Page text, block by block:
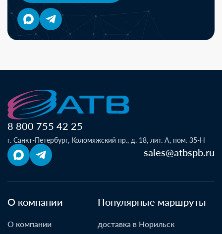
8 800 755 42 25
г. Санкт-Петербург, Коломяжский пр., д. 18, лит. А, пом. 35-Н
sales@atbspb.ru
О компании
О компании
Популярные маршруты
доставка в Норильск